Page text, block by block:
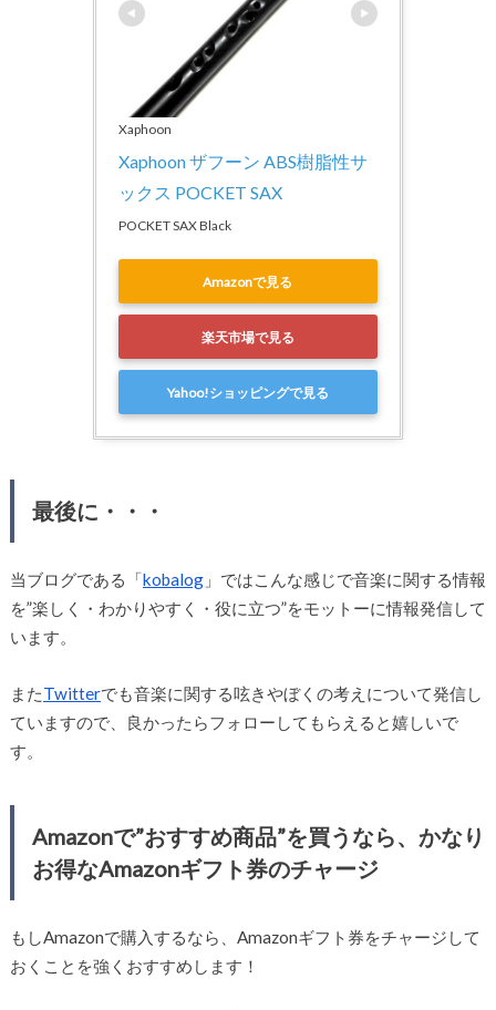
Xaphoon
Xaphoon ザフーン ABS樹脂性サ
ックス POCKET SAX
POCKET SAX Black
Amazonで見る
楽天市場で見る
Yahoo!ショッピングで見る
最後に・・・
当ブログである「kobalog」ではこんな感じで音楽に関する情報
を”楽しく・わかりやすく・役に立つ”をモットーに情報発信して
います。
またTwitterでも音楽に関する呟きやぼくの考えについて発信し
ていますので、良かったらフォローしてもらえると嬉しいで
す。
Amazonで”おすすめ商品”を買うなら、かなり
お得なAmazonギフト券のチャージ
もしAmazonで購入するなら、Amazonギフト券をチャージして
おくことを強くおすすめします！